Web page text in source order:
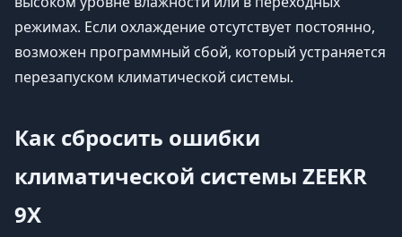
режимах. Если охлаждение отсутствует постоянно,
возможен программный сбой, который устраняется
перезапуском климатической системы.
Как сбросить ошибки
климатической системы ZEEKR
9X